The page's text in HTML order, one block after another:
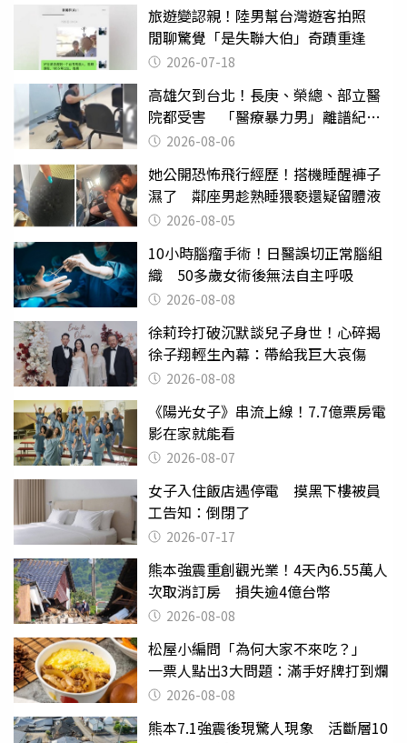
旅遊變認親！陸男幫台灣遊客拍照
閒聊驚覺「是失聯大伯」奇蹟重逢
2026-07-18
高雄欠到台北！長庚、榮總、部立醫
院都受害 「醫療暴力男」離譜紀錄
曝光2026-08-06
她公開恐怖飛行經歷！搭機睡醒褲子
濕了 鄰座男趁熟睡猥褻還疑留體液
2026-08-05
10小時腦瘤手術！日醫誤切正常腦組
織 50多歲女術後無法自主呼吸
2026-08-08
徐莉玲打破沉默談兒子身世！心碎揭
徐子翔輕生內幕：帶給我巨大哀傷
2026-08-08
《陽光女子》串流上線！7.7億票房電
影在家就能看
2026-08-07
女子入住飯店遇停電 摸黑下樓被員
工告知：倒閉了
2026-07-17
熊本強震重創觀光業！4天內6.55萬人
次取消訂房 損失逾4億台幣
2026-08-08
松屋小編問「為何大家不來吃？」
一票人點出3大問題：滿手好牌打到爛
2026-08-08
熊本7.1強震後現驚人現象 活斷層10